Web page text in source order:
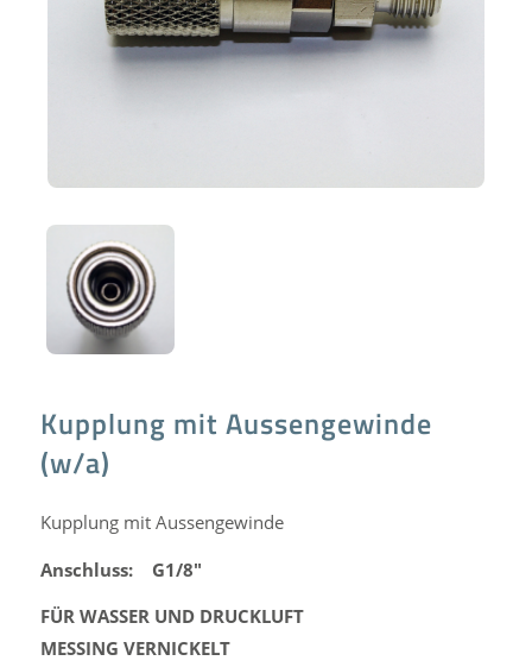
Kupplung mit Aussengewinde
(w/a)
Kupplung mit Aussengewinde
Anschluss: G1/8″
FÜR WASSER UND DRUCKLUFT
MESSING VERNICKELT